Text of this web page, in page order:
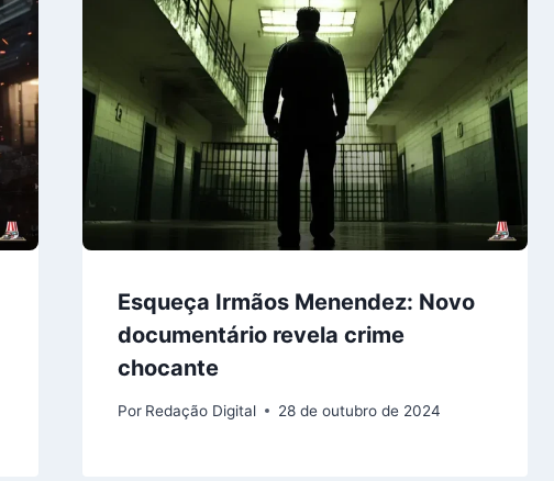
Esqueça Irmãos Menendez: Novo
documentário revela crime
chocante
Por Redação Digital 28 de outubro de 2024